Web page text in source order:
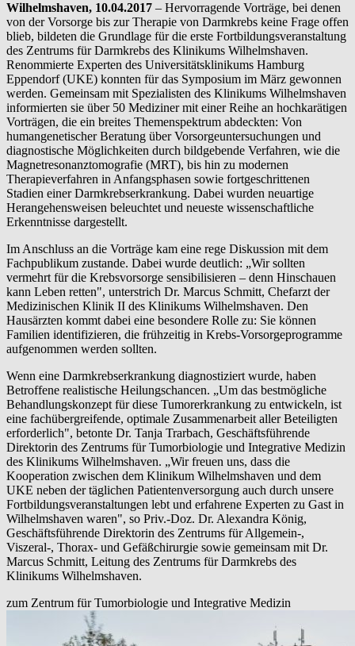
Wilhelmshaven, 10.04.2017 – Hervorragende Vorträge, bei denen
von der Vorsorge bis zur Therapie von Darmkrebs keine Frage offen
blieb, bildeten die Grundlage für die erste Fortbildungsveranstaltung
des Zentrums für Darmkrebs des Klinikums Wilhelmshaven.
Renommierte Experten des Universitätsklinikums Hamburg
Eppendorf (UKE) konnten für das Symposium im März gewonnen
werden. Gemeinsam mit Spezialisten des Klinikums Wilhelmshaven
informierten sie über 50 Mediziner mit einer Reihe an hochkarätigen
Vorträgen, die ein breites Themenspektrum abdeckten: Von
humangenetischer Beratung über Vorsorgeuntersuchungen und
diagnostische Möglichkeiten durch bildgebende Verfahren, wie die
Magnetresonanztomografie (MRT), bis hin zu modernen
Therapieverfahren in Anfangsphasen sowie fortgeschrittenen
Stadien einer Darmkrebserkrankung. Dabei wurden neuartige
Herangehensweisen beleuchtet und neueste wissenschaftliche
Erkenntnisse dargestellt.
Im Anschluss an die Vorträge kam eine rege Diskussion mit dem
Fachpublikum zustande. Dabei wurde deutlich: „Wir sollten
vermehrt für die Krebsvorsorge sensibilisieren – denn Hinschauen
kann Leben retten", unterstrich Dr. Marcus Schmitt, Chefarzt der
Medizinischen Klinik II des Klinikums Wilhelmshaven. Den
Hausärzten kommt dabei eine besondere Rolle zu: Sie können
Familien identifizieren, die frühzeitig in Krebs-Vorsorgeprogramme
aufgenommen werden sollten.
Wenn eine Darmkrebserkrankung diagnostiziert wurde, haben
Betroffene realistische Heilungschancen. „Um das bestmögliche
Behandlungskonzept für diese Tumorerkrankung zu entwickeln, ist
eine fachübergreifende, optimale Zusammenarbeit aller Beteiligten
erforderlich", betonte Dr. Tanja Trarbach, Geschäftsführende
Direktorin des Zentrums für Tumorbiologie und Integrative Medizin
des Klinikums Wilhelmshaven. „Wir freuen uns, dass die
Kooperation zwischen dem Klinikum Wilhelmshaven und dem
UKE neben der täglichen Patientenversorgung auch durch unsere
Fortbildungsveranstaltungen lebt und erfahrene Experten zu Gast in
Wilhelmshaven waren", so Priv.-Doz. Dr. Alexandra König,
Geschäftsführende Direktorin des Zentrums für Allgemein-,
Viszeral-, Thorax- und Gefäßchirurgie sowie gemeinsam mit Dr.
Marcus Schmitt, Leitung des Zentrums für Darmkrebs des
Klinikums Wilhelmshaven.
zum Zentrum für Tumorbiologie und Integrative Medizin